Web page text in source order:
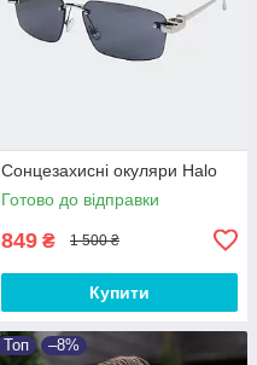
Сонцезахисні окуляри Halo
Готово до відправки
849 ₴ 1 500 ₴
Купити
Топ –8%